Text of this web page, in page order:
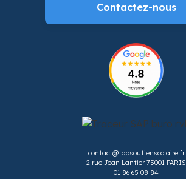
contact@topsoutienscolaire.fr
2 rue Jean Lantier 75001 PARIS
01 86 65 08 84
Contactez-nous